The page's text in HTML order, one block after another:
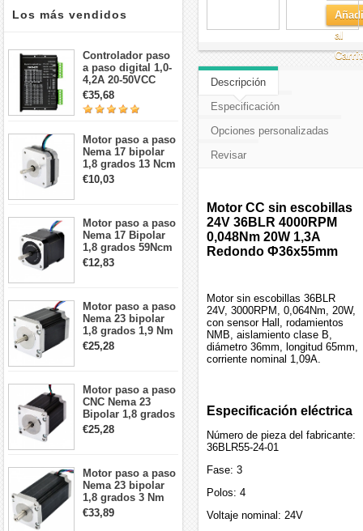
Los más vendidos
Controlador paso
a paso digital 1,0-
4,2A 20-50VCC
para motor paso a
paso Nema 17, 23,
24
€35,68
Motor paso a paso
Nema 17 bipolar
1,8 grados 13 Ncm
1A 3,5 V
42x42x20mm 4
€10,03
Motor paso a paso
Nema 17 Bipolar
1,8 grados 59Ncm
2A 42x48mm 4
cables compatible
€12,83
Motor paso a paso
Nema 23 bipolar
1,8 grados 1,9 Nm
2,8 A 3,2 V
57x57x76mm 4
€25,28
Motor paso a paso
CNC Nema 23
Bipolar 1,8 grados
1,9 Nm 3A 3,36 V
57x57x76mm 4
€25,28
Motor paso a paso
Nema 23 bipolar
1,8 grados 3 Nm
4,2A 57x57x114mm
motor paso a paso
€33,89
al
Descripción
Especificación
Opciones personalizadas
Revisar
Motor CC sin escobillas
24V 36BLR 4000RPM
0,048Nm 20W 1,3A
Redondo Ф36x55mm
Motor sin escobillas 36BLR
24V, 3000RPM, 0,064Nm, 20W,
con sensor Hall, rodamientos
NMB, aislamiento clase B,
diámetro 36mm, longitud 65mm,
corriente nominal 1,09A.
Especificación eléctrica
Número de pieza del fabricante:
36BLR55-24-01
Fase: 3
Polos: 4
Voltaje nominal: 24V